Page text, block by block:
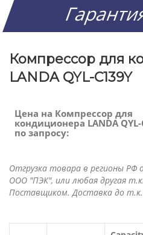
Компрессор для
LANDA QYL-C139Y
Цена на Компрессор для
кондиционера LANDA QYL-
по запросу:
Отгрузка товара в регионы РФ
ООО "ПЭК", или любая другая
Поставщиком. Доставка до